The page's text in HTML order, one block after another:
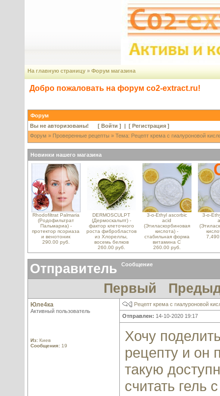
На главную страницу » Форум магазина
Добро пожаловать на форум co2-extract.ru!
Форум
Вы не авторизованы! [ Войти ] | [ Регистрация ]
Форум » Проверенные рецепты » Тема: Рецепт крема с гиалуроновой
Новинки нашего магазина
Rhodofiltrat Palmaria
(Родофильтрат
Пальмариа) -
протектор псориаза
и венотоник
290.00 руб.
DERMOSCULPT
(Дермоскальпт) -
фактор клеточного
роста фибробластов
из Хлореллы,
восемь белков
260.00 руб.
3-o-Ethyl ascorbic
acid
(Этиласкорбиновая
кислота) -
стабильная форма
витамина С
260.00 руб.
3-o-
Отправитель Сообщение
Первый
Юле4ка
Активный пользователь
Из: Киев
Сообщения: 19
Рецепт крема с гиалуроновой
Отправлен: 14-10-2020 19:17
Хочу
рецепту и он
такую
считать гель